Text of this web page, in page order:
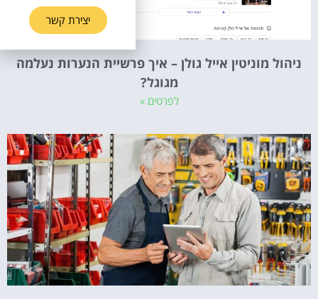
ניהול מוניטין אייל גולן – איך פרשיית הנערות נעלמה
מגוגל?
לפרטים »
יצירת קשר